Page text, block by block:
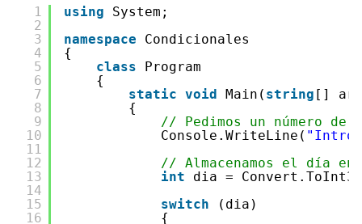
1
2
3
4
5
6
7
8
9
10
11
12
13
14
15
16
using
System;
namespace
Condicionales
{
class
Program
{
static void Main( string []
{
// Pedimos un número de
Console.WriteLine(
// Almacenamos el día
int
dia =
switch
(dia)
{